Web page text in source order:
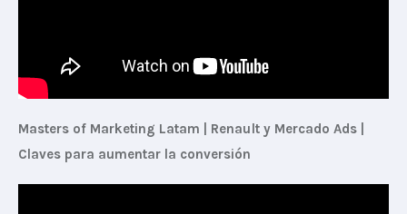
Masters of Marketing Latam | Renault y Mercado Ads |
Claves para aumentar la conversión